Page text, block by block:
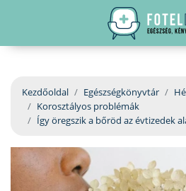
EGÉSZSÉGKÖNYVTÁR
BETEGSÉGKALAUZ
ÜGYELETKERESŐ
ORVOS VÁLASZOL
hirdetés
Kezdőoldal Egészségkönyvtár
Korosztályos problémák
Így öregszik a bőröd az évtizedek